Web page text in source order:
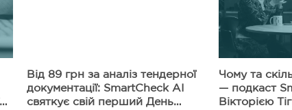
Від 89 грн за аналіз тендерної
документації: SmartCheck AI
святкує свій перший День
Чому та
— подкаст
Вікторією